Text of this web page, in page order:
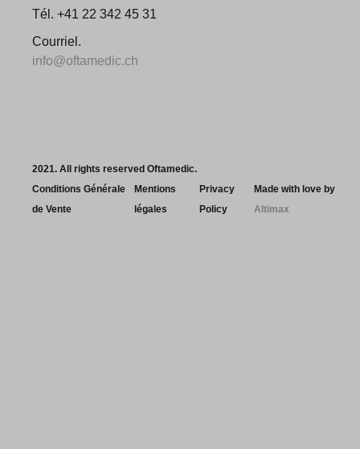
Tél. +41 22 342 45 31
Courriel.
info@oftamedic.ch
2021. All rights reserved Oftamedic.
Conditions Générale
de Vente
Mentions
légales
Privacy
Policy
Made with love by
Altimax